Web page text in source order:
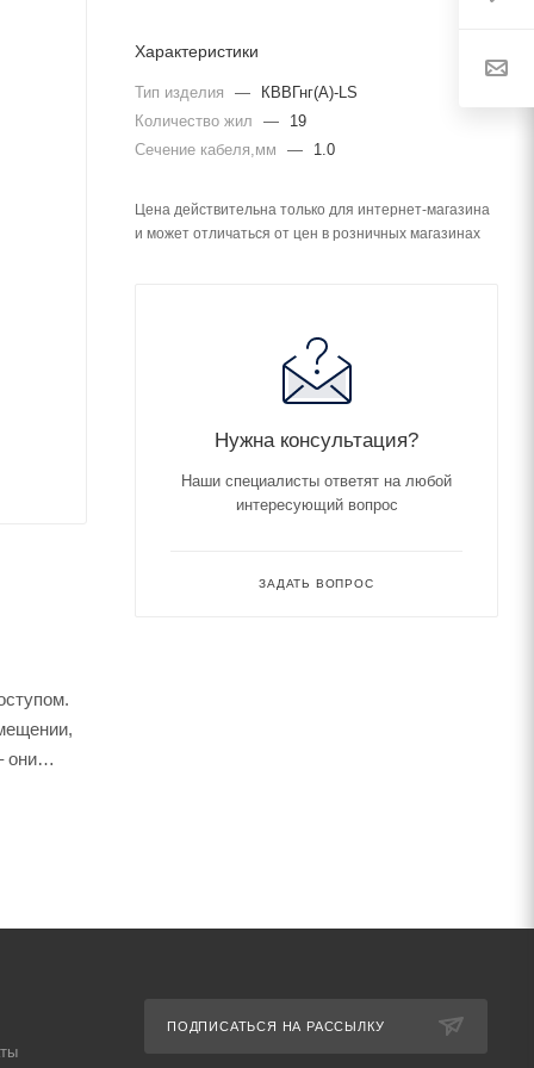
они
Характеристики
Тип изделия —
КВВГнг(А)-LS
Количество жил
—
19
Сечение кабеля,мм
— 1.0
Цена действительна только для интернет-магазина
и может отличаться от цен в розничных магазинах
Нужна консультация?
Наши специалисты ответят на любой
интересующий вопрос
ЗАДАТЬ ВОПРОС
ПОДПИСАТЬСЯ НА РАССЫЛКУ